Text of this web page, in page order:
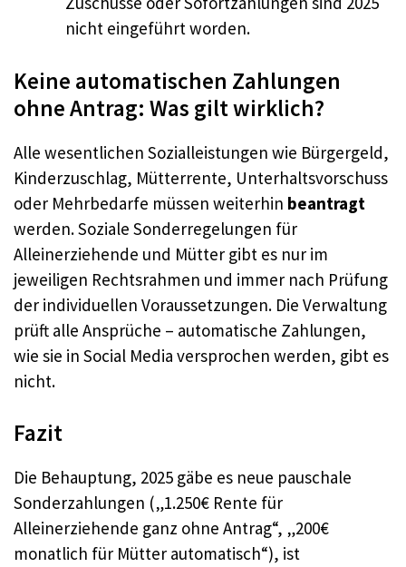
nicht eingeführt worden.
Keine automatischen Zahlungen
ohne Antrag: Was gilt wirklich?
Alle wesentlichen Sozialleistungen wie Bürgergeld,
Kinderzuschlag, Mütterrente, Unterhaltsvorschuss
oder Mehrbedarfe müssen weiterhin beantragt
werden. Soziale Sonderregelungen für
Alleinerziehende und Mütter gibt es nur im
jeweiligen Rechtsrahmen und immer nach Prüfung
der individuellen Voraussetzungen. Die Verwaltung
prüft alle Ansprüche – automatische Zahlungen,
wie sie in Social Media versprochen werden, gibt es
nicht.
Fazit
Die Behauptung, 2025 gäbe es neue pauschale
Sonderzahlungen („1.250€ Rente für
Alleinerziehende ganz ohne Antrag“, „200€
monatlich für Mütter automatisch“), ist